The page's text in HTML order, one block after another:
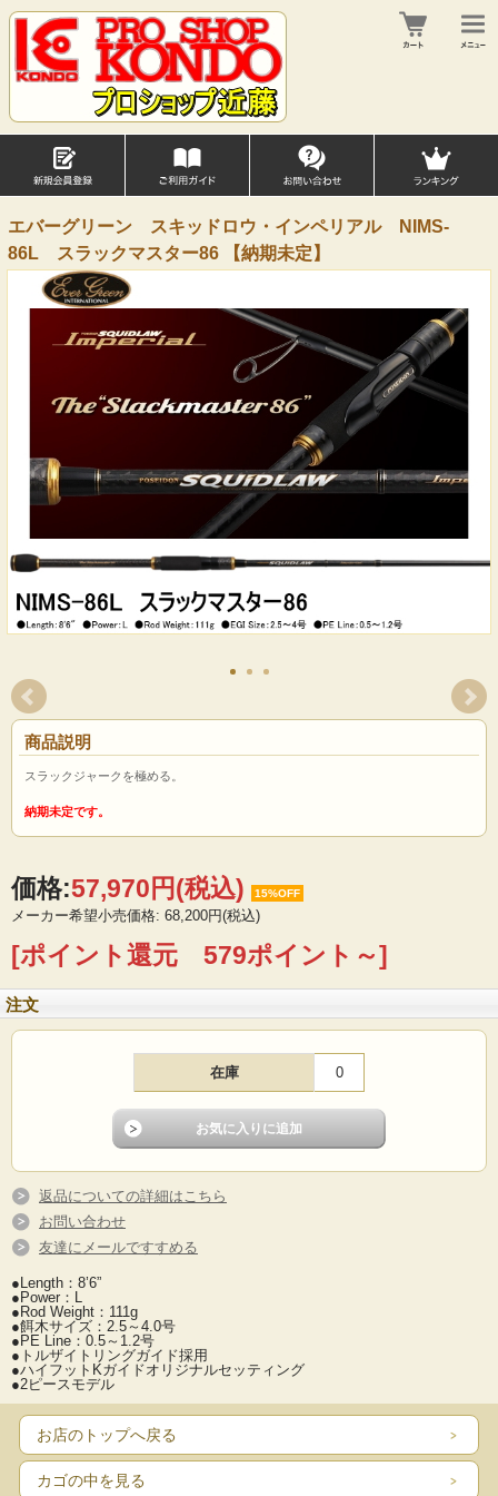
エバーグリーン スキッドロウ・インペリアル NIMS-
86L スラックマスター86 【納期未定】
商品説明
スラックジャークを極める。
納期未定です。
価格:57,970円(税込) 15%OFF
メーカー希望小売価格: 68,200円(税込)
[ポイント還元 579ポイント～]
注文
在庫 0
返品についての詳細はこちら
お問い合わせ
友達にメールですすめる
●Length：8’6”
●Power：L
●Rod Weight：111g
●餌木サイズ：2.5～4.0号
●PE Line：0.5～1.2号
●トルザイトリングガイド採用
●ハイフットKガイドオリジナルセッティング
●2ピースモデル
お店のトップへ戻る
カゴの中を見る